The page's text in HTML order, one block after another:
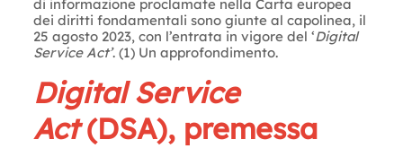
di informazione proclamate nella Carta europea
dei diritti fondamentali sono giunte al capolinea, il
25 agosto 2023, con l’entrata in vigore del ‘Digital
Service Act’. (1) Un approfondimento.
Digital Service
Act(DSA), premessa